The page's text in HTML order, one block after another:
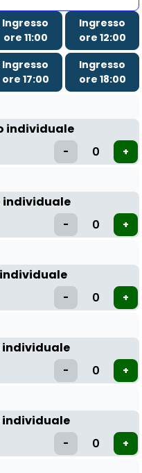
Ingresso
ore 11:00
Ingresso
ore 12:00
Ingresso
ore 17:00
Ingresso
ore 18:00
individuale
individuale
individuale
individuale
individuale